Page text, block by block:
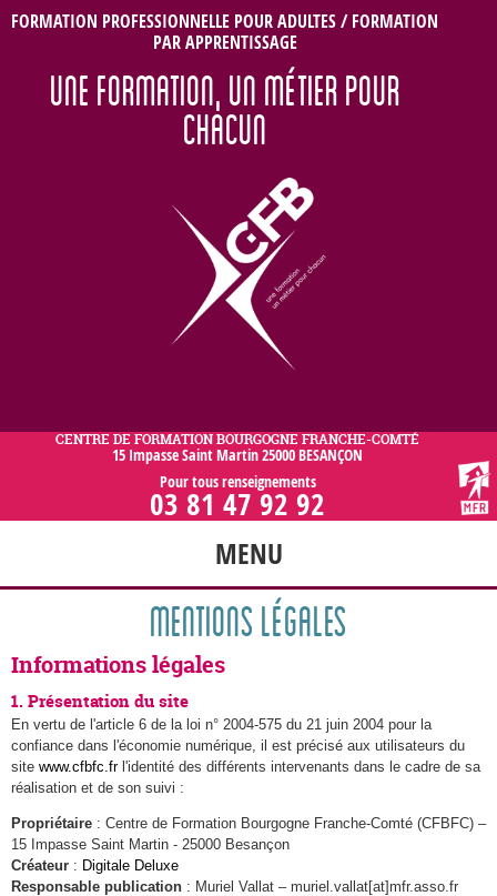
Jump to navigation
FORMATION PROFESSIONNELLE POUR ADULTES / FORMATION
PAR APPRENTISSAGE
UNE FORMATION, UN MÉTIER POUR
CHACUN
CENTRE DE FORMATION BOURGOGNE FRANCHE-COMTÉ
15 Impasse Saint Martin 25000 BESANÇON
Pour tous renseignements
03 81 47 92 92
MENU
MENTIONS LÉGALES
Informations légales
1. Présentation du site
En vertu de l'article 6 de la loi n° 2004-575 du 21 juin 2004 pour la
confiance dans l'économie numérique, il est précisé aux utilisateurs du
site www.cfbfc.frl'identité des différents intervenants dans le cadre de sa
réalisation et de son suivi :
Propriétaire : Centre de Formation Bourgogne Franche-Comté (CFBFC) –
15 Impasse Saint Martin - 25000 Besançon
Créateur : Digitale Deluxe
Responsable publication : Muriel Vallat – muriel.vallat[at]mfr.asso.fr